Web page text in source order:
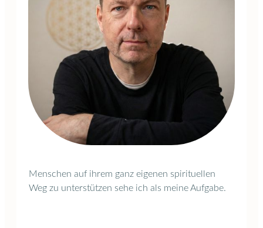
Menschen auf ihrem ganz eigenen spirituellen
Weg zu unterstützen sehe ich als meine Aufgabe.